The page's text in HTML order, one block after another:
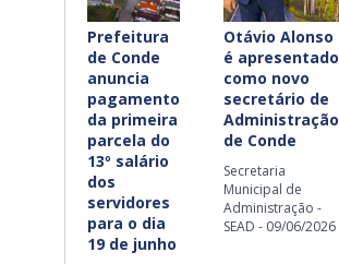
Prefeitura
de Conde
anuncia
pagamento
da primeira
parcela do
13º salário
dos
servidores
para o dia
19 de junho
Otávio Alonso
é apresentado
como novo
secretário de
Administração
de Conde
Secretaria
Municipal de
Administração -
SEAD - 09/06/2026